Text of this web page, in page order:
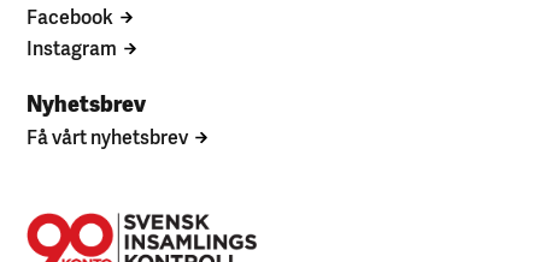
Facebook
Instagram
Nyhetsbrev
Få vårt nyhetsbrev